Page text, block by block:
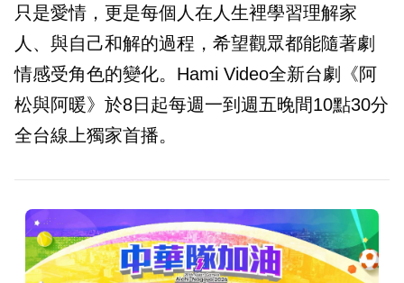
只是愛情，更是每個人在人生裡學習理解家
人、與自己和解的過程，希望觀眾都能隨著劇
情感受角色的變化。Hami Video全新台劇《阿
松與阿暖》於8日起每週一到週五晚間10點30分
全台線上獨家首播。